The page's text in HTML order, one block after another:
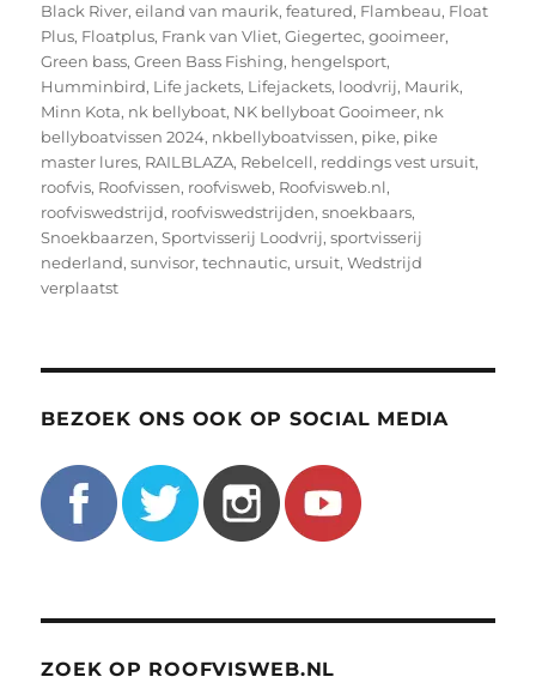
Black River,eiland van maurik,featured, Flambeau, Float
Plus, Floatplus, Frank van Vliet,Giegertec,gooimeer,
Green bass,Green Bass Fishing, hengelsport,
Humminbird, Life jackets, Lifejackets, loodvrij, Maurik,
Minn Kota, nk bellyboat, NK bellyboat Gooimeer, nk
bellyboatvissen 2024, nkbellyboatvissen, pike, pike
master lures, RAILBLAZA, Rebelcell, reddings vest ursuit,
roofvis, Roofvissen, roofvisweb, Roofvisweb.nl,
roofviswedstrijd, roofviswedstrijden,snoekbaars,
Snoekbaarzen,Sportvisserij Loodvrij,sportvisserij
nederland,sunvisor,technautic, ursuit,Wedstrijd
verplaatst
BEZOEK ONS OOK OP SOCIAL MEDIA
ZOEK OP ROOFVISWEB.NL